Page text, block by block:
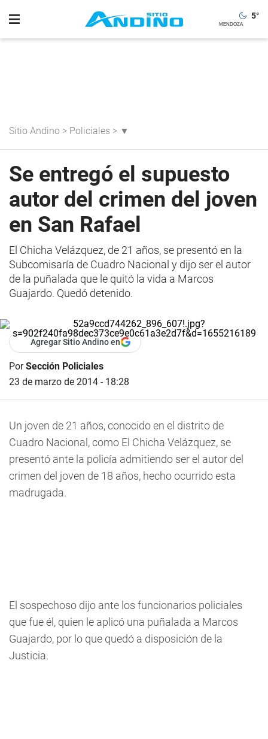
5°
Sitio Andino > Policiales > ▼
Se entregó el supuesto
autor del crimen del joven
en San Rafael
El Chicha Velázquez, de 21 años, se presentó en la
Subcomisaría de Cuadro Nacional y dijo ser el autor
de la puñalada que le quitó la vida a Marcos
Guajardo. Quedó detenido.
Agregar Sitio Andino en
PorSección Policiales
23 de marzo de 2014 - 18:28
Un joven de 21 años, conocido en el distrito de
Cuadro Nacional, como El Chicha Velázquez, se
presentó ante la policía admitiendo ser el autor del
crimen del joven de 18 años, hecho ocurrido esta
madrugada.
El sospechoso dijo ante los funcionarios policiales
que fue él, quien le aplicó una puñalada a Marcos
Guajardo, por lo que quedó a disposición de la
Justicia.